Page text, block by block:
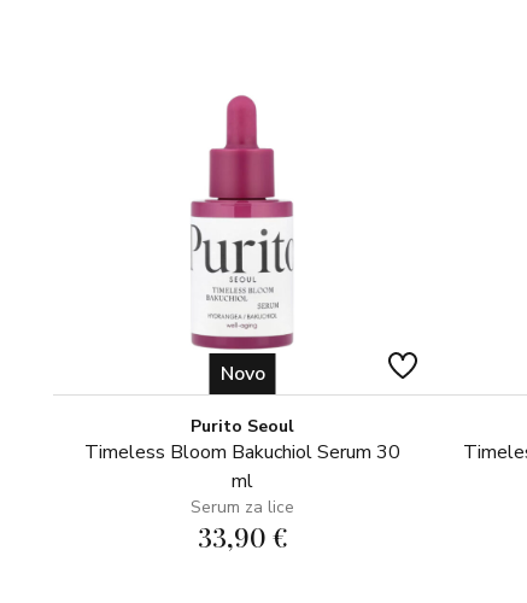
Novo
Purito Seoul
Timeless Bloom Bakuchiol Serum 30
ml
Serum za lice
33,90 €